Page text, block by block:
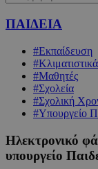
ΠΑΙΔΕΙΑ
#Εκπαίδευση
#Κλιματιστικά
#Μαθητές
#Σχολεία
#Σχολική
#Υπουργείο
Ηλεκτρονικό
υπουργείο